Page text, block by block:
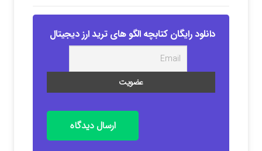
دانلود رایگان کتابچه الگو های ترید ارز دیجیتال
ارسال دیدگاه